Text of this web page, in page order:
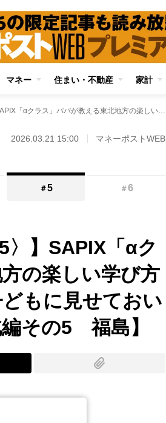
マネー 住まい・不動産 家計
【中学受験“最強の社会”〈5〉】SAPIX「αクラス」パパが教える東北地方の楽しい学び方「ハワイアンズの写真を子どもに見せておいたほうがいい理由」【東北編その5 福島】
2026.03.21 15:00 マネーポストWEB
＃5 ＃6
〉】SAPIX「αク
の楽しい学び方
どもに見せておい
その5 福島】